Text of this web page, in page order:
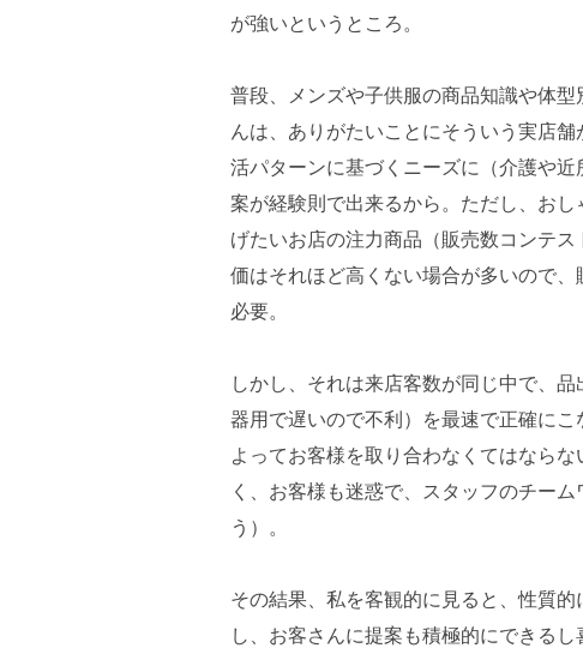
が強いというところ。
普段、メンズや子供服の商品知識や体
んは、ありがたいことにそういう実店
活パターンに基づくニーズに（介護や
案が経験則で出来るから。ただし、お
げたいお店の注力商品（販売数コンテ
価はそれほど高くない場合が多いので
必要。
しかし、それは来店客数が同じ中で、
器用で遅いので不利）を最速で正確に
よってお客様を取り合わなくてはなら
く、お客様も迷惑で、スタッフのチー
う）。
その結果、私を客観的に見ると、性質
し、お客さんに提案も積極的にできる